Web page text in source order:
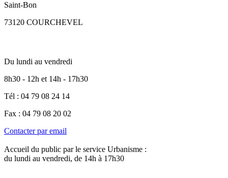
Saint-Bon
73120 COURCHEVEL
Du lundi au vendredi
8h30 - 12h et 14h - 17h30
Tél : 04 79 08 24 14
Fax : 04 79 08 20 02
Contacter par email
Accueil du public par le service Urbanisme :
du lundi au vendredi, de 14h à 17h30